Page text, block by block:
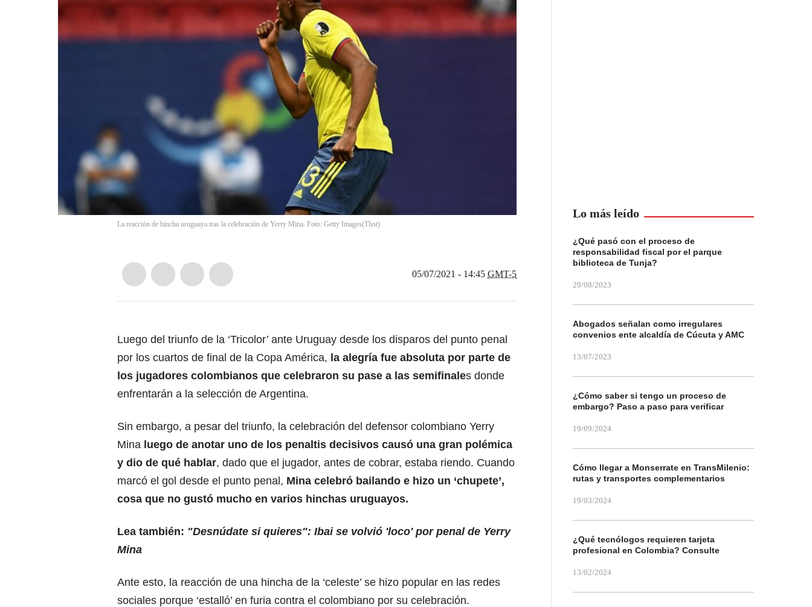
La reacción de hincha uruguaya tras la celebración de Yerry Mina. Foto: Getty Images(Thot)
05/07/2021 - 14:45 GMT-5
Luego del triunfo de la ‘Tricolor’ ante Uruguay desde los disparos del punto penal
por los cuartos de final de la Copa América, la alegría fue absoluta por parte de
los jugadores colombianos que celebraron su pase a las semifinales donde
enfrentarán a la selección de Argentina.
Sin embargo, a pesar del triunfo, la celebración del defensor colombiano Yerry
Mina luego de anotar uno de los penaltis decisivos causó una gran polémica
y dio de qué hablar, dado que el jugador, antes de cobrar, estaba riendo. Cuando
marcó el gol desde el punto penal, Mina celebró bailando e hizo un ‘chupete’,
cosa que no gustó mucho en varios hinchas uruguayos.
Lea también: "Desnúdate si quieres": Ibai se volvió 'loco' por penal de Yerry
Mina
Ante esto, la reacción de una hincha de la ‘celeste’ se hizo popular en las redes
sociales porque ‘estalló’ en furia contra el colombiano por su celebración.
Lo más leído
¿Qué pasó con el proceso de
responsabilidad fiscal por el parque
biblioteca de Tunja?
29/08/2023
Abogados señalan como irregulares
convenios ente alcaldía de Cúcuta y AMC
13/07/2023
¿Cómo saber si tengo un proceso de
embargo? Paso a paso para verificar
19/09/2024
Cómo llegar a Monserrate en TransMilenio:
rutas y transportes complementarios
19/03/2024
¿Qué tecnólogos requieren tarjeta
profesional en Colombia? Consulte
13/02/2024